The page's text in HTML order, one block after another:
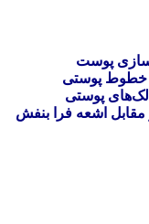
سازی پوست
و خطوط پوستی
پوستی
اشعه فرا بنفش